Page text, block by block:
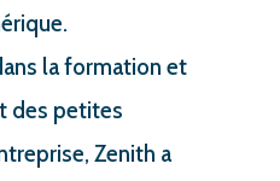
la formation et
des petites
Zenith a